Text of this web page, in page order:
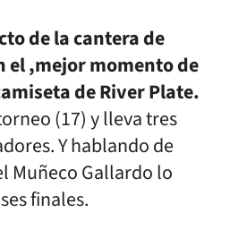
de la cantera de
el ,mejor momento de
de River Plate.
(17) y lleva tres
Y hablando de
Muñeco Gallardo lo
finales.